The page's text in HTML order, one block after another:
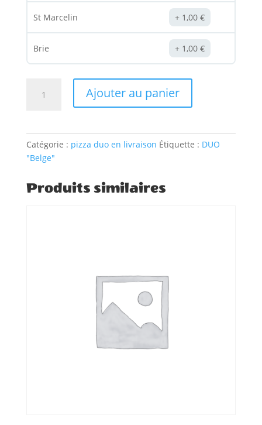
St Marcelin 1,00€
Brie 1,00€
"BELGE"
Ajouter au panier
Catégorie : pizza duo en livraison Étiquette : DUO
"Belge"
Produits similaires